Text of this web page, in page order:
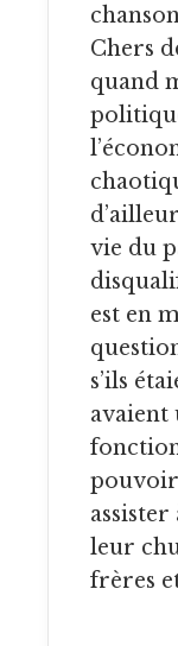
Chers
quand
vie du
est en
s’ils
avaient
pouvoir
leur
frères